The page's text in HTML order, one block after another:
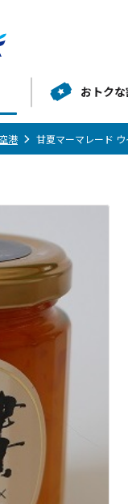
おトク
港 甘夏マーマレード